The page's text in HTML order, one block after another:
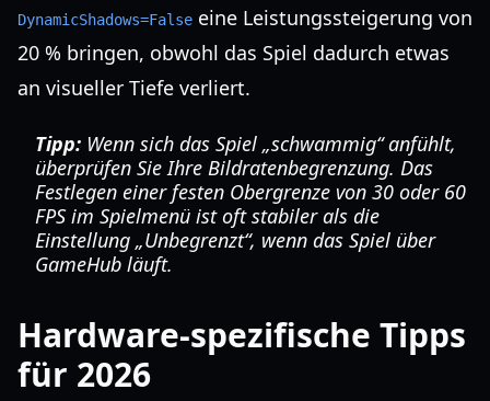
DynamicShadows=False eine Leistungssteigerung von
20 % bringen, obwohl das Spiel dadurch etwas
an visueller Tiefe verliert.
Tipp: Wenn sich das Spiel „schwammig“ anfühlt,
überprüfen Sie Ihre Bildratenbegrenzung. Das
Festlegen einer festen Obergrenze von 30 oder 60
FPS im Spielmenü ist oft stabiler als die
Einstellung „Unbegrenzt“, wenn das Spiel über
GameHub läuft.
Hardware-spezifische Tipps
für 2026